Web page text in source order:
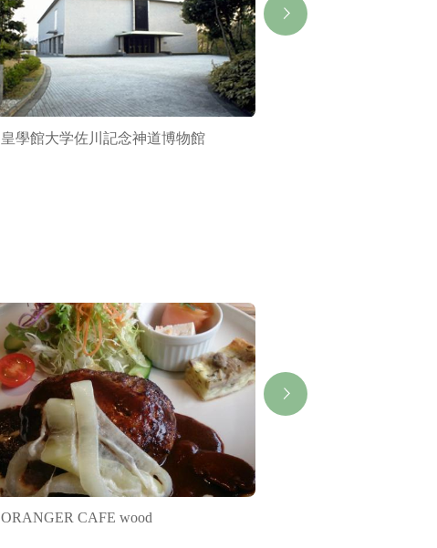
皇學館大学佐川記念神道博物館
ORANGER CAFE wood